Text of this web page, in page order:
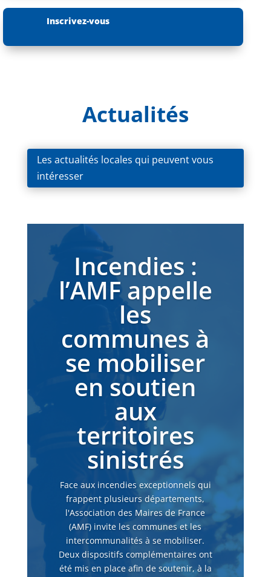
Inscrivez-vous
Actualités
Les actualités locales qui peuvent vous
intéresser
Incendies :
l’AMF appelle
les
communes à
se mobiliser
en soutien
aux
territoires
sinistrés
Face aux incendies exceptionnels qui
frappent plusieurs départements,
l'Association des Maires de France
(AMF) invite les communes et les
intercommunalités à se mobiliser.
Deux dispositifs complémentaires ont
été mis en place afin de soutenir, à la